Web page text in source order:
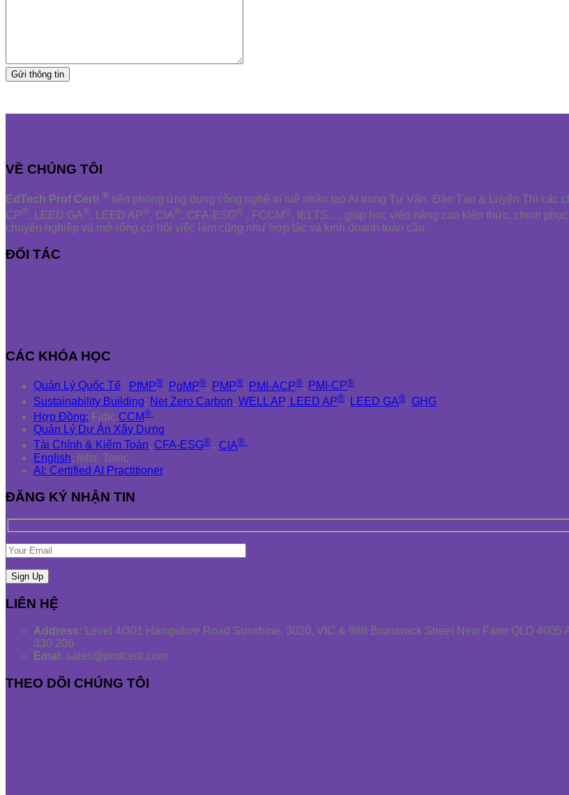
VỀ CHÚNG TÔI
EdTech Prof Certi ® tiên phong ứng dụng công nghệ trí tuệ nhân tạo AI trong Tư Vấn, Đào Tạo & Luyện Thi các
CP®, LEED GA®, LEED AP®, CIA®, CFA-ESG® , FCCM®, IELTS,.... giúp học viên nâng cao kiến thức, chinh
chuyên nghiệp và mở rộng cơ hội việc làm cũng như hợp tác và kinh doanh toàn cầu.
ĐỐI TÁC
CÁC KHÓA HỌC
Quản Lý Quốc Tế : PfMP®, PgMP®, PMP®, PMI-ACP®, PMI-CP®
Sustainability Building: Net Zero Carbon, WELL AP, LEED AP® , LEED GA®, GHG
Hợp Đồng: Fidic CCM®
Quản Lý Dự Án Xây Dựng
Tài Chính & Kiểm Toán: CFA-ESG® , CIA®
English: Ielts, Toeic
AI: Certified AI Practitioner
ĐĂNG KÝ NHẬN TIN
LIÊN HỆ
Address: Level 4/301 Hampshire Road Sunshine, 3020, VIC & 888 Brunswick Street New Farm QLD 4005
330 206
Emai: sales@profcerti.com
THEO DÕI CHÚNG TÔI